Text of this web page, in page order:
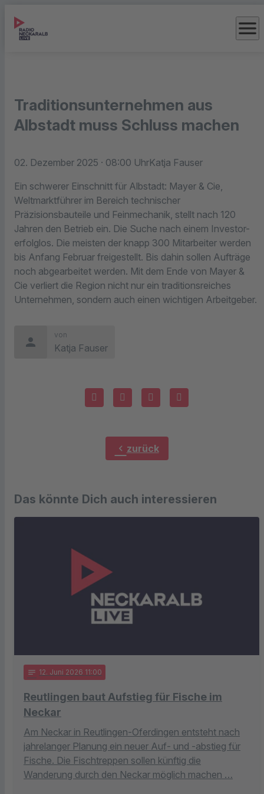
menu
Traditionsunternehmen aus
Albstadt muss Schluss machen
02. Dezember 2025 · 08:00 UhrKatja Fauser
Ein schwerer Einschnitt für Albstadt: Mayer & Cie,
Weltmarktführer im Bereich technischer
Präzisionsbauteile und Feinmechanik, stellt nach 120
Jahren den Betrieb ein. Die Suche nach einem Investor-
erfolglos. Die meisten der knapp 300 Mitarbeiter werden
bis Anfang Februar freigestellt. Bis dahin sollen Aufträge
noch abgearbeitet werden. Mit dem Ende von Mayer &
Cie verliert die Region nicht nur ein traditionsreiches
Unternehmen, sondern auch einen wichtigen Arbeitgeber.
person
von
Katja Fauser
chevron_left zurück
Das könnte Dich auch interessieren
notes 12. Juni 2026 11:00
Reutlingen baut Aufstieg für Fische im
Neckar
Am Neckar in Reutlingen-Oferdingen entsteht nach
jahrelanger Planung ein neuer Auf- und -abstieg für
Fische. Die Fischtreppen sollen künftig die
Wanderung durch den Neckar möglich machen …